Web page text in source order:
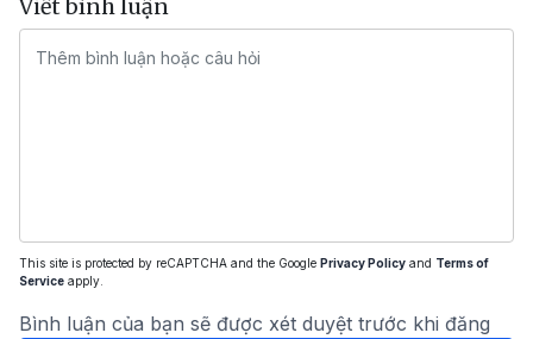
Viết bình luận
This site is protected by reCAPTCHA and the Google Privacy Policy and Terms of
Service apply.
Bình luận của bạn sẽ được xét duyệt trước khi đăng